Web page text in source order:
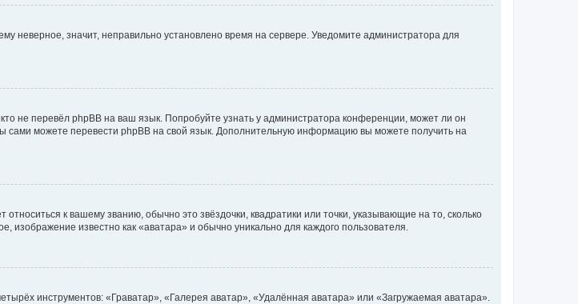
неверное, значит, неправильно установлено время на сервере. Уведомите администратора для
не перевёл phpBB на ваш язык. Попробуйте узнать у администратора конференции, может ли он
сами можете перевести phpBB на свой язык. Дополнительную информацию вы можете получить на
к вашему званию, обычно это звёздочки, квадратики или точки, указывающие на то, сколько
известно как «аватара» и обычно уникально для каждого пользователя.
инструментов: «Граватар», «Галерея аватар», «Удалённая аватара» или «Загружаемая аватара».